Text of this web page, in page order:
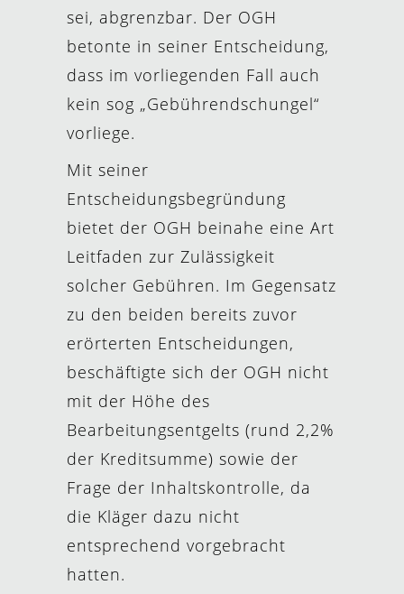
sei, abgrenzbar. Der OGH
betonte in seiner Entscheidung,
dass im vorliegenden Fall auch
kein sog „Gebührendschungel“
vorliege.
Mit seiner
Entscheidungsbegründung
bietet der OGH beinahe eine Art
Leitfaden zur Zulässigkeit
solcher Gebühren. Im Gegensatz
zu den beiden bereits zuvor
erörterten Entscheidungen,
beschäftigte sich der OGH nicht
mit der Höhe des
Bearbeitungsentgelts (rund 2,2%
der Kreditsumme) sowie der
Frage der Inhaltskontrolle, da
die Kläger dazu nicht
entsprechend vorgebracht
hatten.